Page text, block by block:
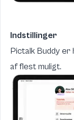
Indstillinger
Pictalk Buddy
af flest muligt.